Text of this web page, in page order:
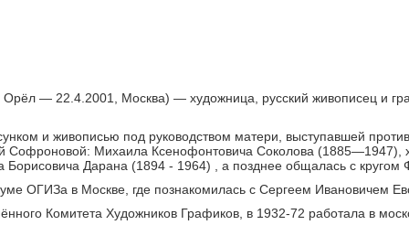
Орёл — 22.4.2001, Москва) — художница, русский живописец и
и живописью под руководством матери, выступавшей
Софроновой: Михаила Ксенофонтовича Соколова (1885—1947),
Дарана (1894 - 1964) , а позднее общалась с кругом
ОГИЗа в Москве, где познакомилась с Сергеем Ивановичем
Комитета Художников Графиков, в 1932-72 работала в